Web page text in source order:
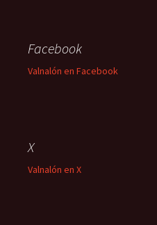
Facebook
Valnalón en Facebook
X
Valnalón en X